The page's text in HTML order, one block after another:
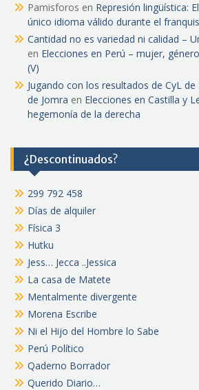
Pamisforos en Represión lingüística:
único idioma válido durante el
Cantidad no es variedad ni calidad –
en Elecciones en Perú – mujer,
(V)
Jugando con los resultados de CyL
de Jomra en Elecciones en Castilla y
hegemonía de la derecha
¿Descontinuados?
299 792 458
Días de alquiler
Física 3
Hutku
Jess… Jecca ..Jessica
La casa de Matete
Mentalmente divergente
Morena Escribe
Ni el Hijo del Hombre lo Sabe
Perú Político
Qaderno Borrador
Querido Diario…